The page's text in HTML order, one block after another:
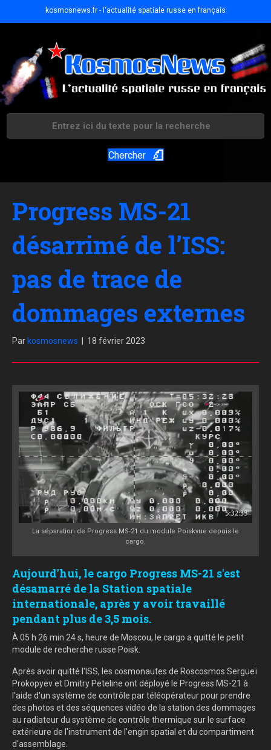
kosmosnews.fr - l'actualité spatiale russe en français
Chercher
Progress MS-21
désarrimé de l’ISS:
pas de trace de
dommages externes
Par kosmosnews 18 février 2023
La séparation de Progress MS-21 du module Poiskvue depuis le
cargo.
Aujourd'hui, le cargo Progress MS-21 s'est
désamarré de la Station spatiale
internationale, après y avoir travaillé
pendant plus de 3,5 mois.
À 05 h 26 min 24 s, heure de Moscou, le cargo a quitté le petit
module de recherche russe Poisk.
Après avoir quitté l'ISS, les cosmonautes de Roscosmos Sergueï
Prokopyev et Dmitry Peteline ont déployé le Progress MS-21 à
l'aide d'un système de contrôle par téléopérateur pour prendre
des photos et des séquences vidéo de la station des dommages
au radiateur du système de contrôle thermique sur le surface
extérieure de l'instrument de l'engin spatial et du compartiment
d'assemblage.